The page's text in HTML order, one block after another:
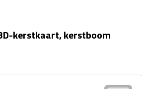
kerstkaart, kerstboom